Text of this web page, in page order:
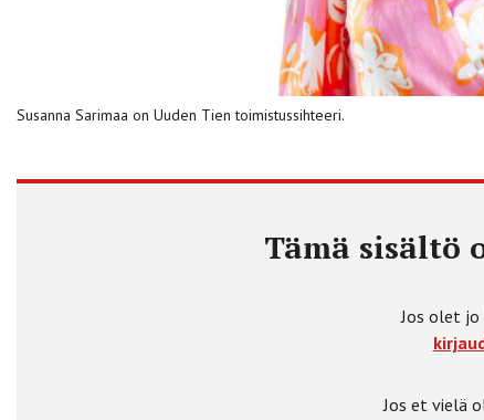
Susanna Sarimaa on Uuden Tien toimistussihteeri.
Tämä sisältö
Jos olet jo
Jos et vielä